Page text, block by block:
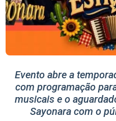
Evento abre a
com programação
musicais e o
Sayonara com o